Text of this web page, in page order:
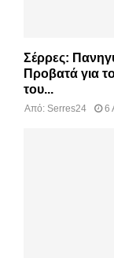
Σέρρες:
Προβατά για
του...
Από: Serres24 6